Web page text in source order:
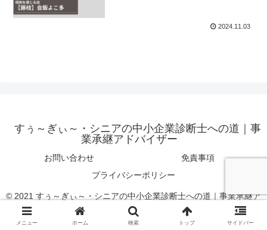
2024.11.03
すぅ～ぎぃ～・シニアの中小企業診断士への道｜事
業承継アドバイザー
お問い合わせ
免責事項
プライバシーポリシー
© 2021 すぅ～ぎぃ～・シニアの中小企業診断士への道｜事業承継ア
ドバイザー.
メニュー ホーム 検索 トップ サイドバー